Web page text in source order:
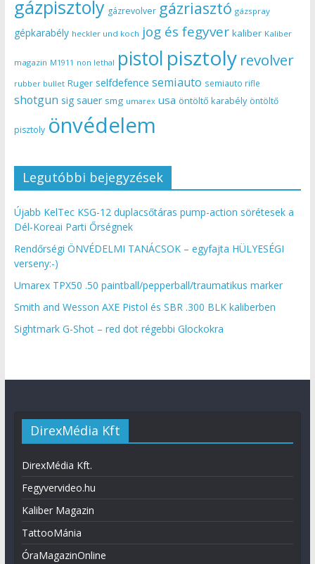
gázpisztoly gázrevolver gázriasztó gázspray
gépkarabély heckler und koch jog és fegyver kaliber Kaliber
magazin M1911 non lethal pistol pisztoly revolver
rubber bullet Ruger selfdefence semiauto semiauto rifle
shotgun sig sauer smg umarex usa öntöltő karabély öntöltő
pisztoly önvédelem
Legutóbbi bejegyzések
Újabb KelTec KSG-12 duplacsőtáras pump-action sörétesek a
Dél-Koreai Parti Őrségnek
Rendőrségi ÖNVÉDELMI TANÁCSOK – egyfajta HÜLYESÉGI
verseny:-)
Umarex TPX50 .50 paintball/pepperball/traumatikus marker
Smith and Wesson AXE Pistol és SBR .300 BLK kaliberben
Sightmark G-Shot – red dot régebbi Glockokra
DirexMédia Kft
DirexMédia Kft.
Fegyvervideo.hu
Kaliber Magazin
TattooMánia
ÓraMagazinOnline